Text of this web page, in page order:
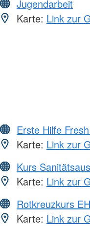
Jugendarbeit
Karte: Link zur
Erste Hilfe
Karte: Link zur
Kurs
Karte: Link zur
Rotkreuzkurs
Karte: Link zur